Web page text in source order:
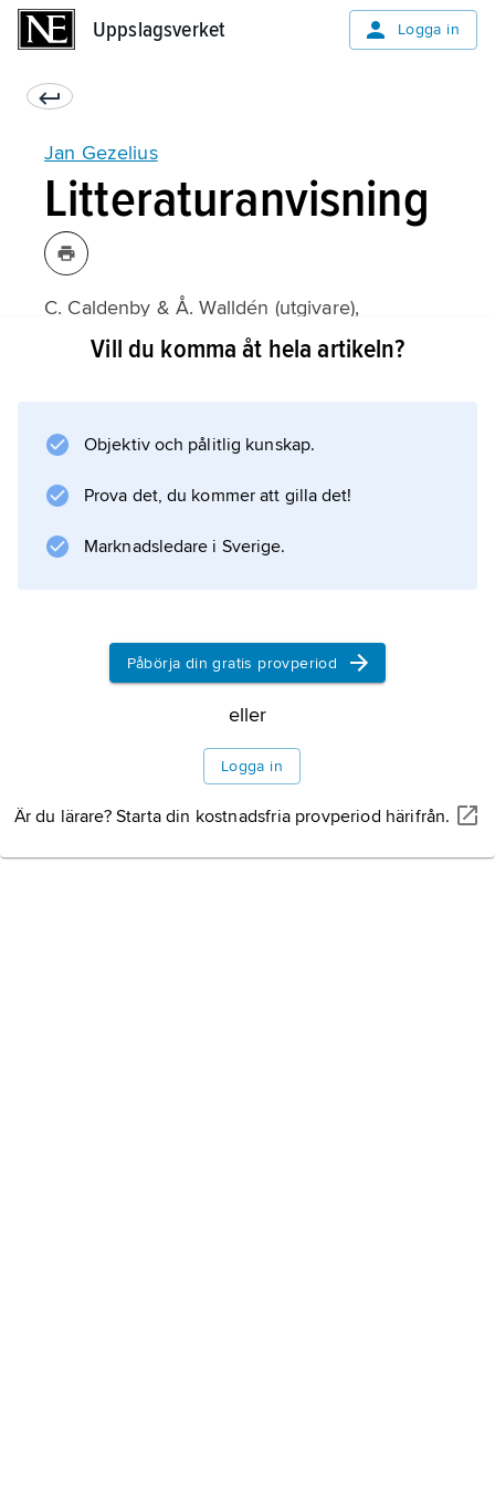
Uppslagsverket Logga in
Jan Gezelius
Litteraturanvisning
C. Caldenby & Å. Walldén (utgivare),
Jan Gezelius
Vill du komma åt hela artikeln?
Objektiv och pålitlig kunskap.
Prova det, du kommer att gilla det!
Marknadsledare i Sverige.
Påbörja din gratis provperiod
eller
Logga in
Är du lärare? Starta din kostnadsfria provperiod härifrån.